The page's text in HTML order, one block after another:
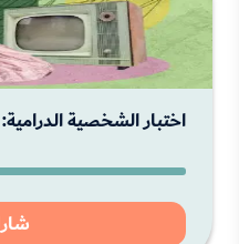
اختبار الشخصية